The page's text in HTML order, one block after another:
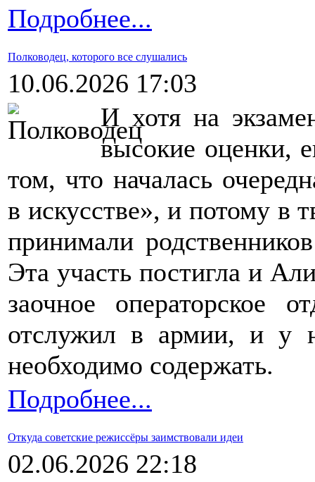
Подробнее...
Полководец, которого все слушались
10.06.2026 17:03
И хотя на
высокие оценки,
том, что началась
в искусстве», и потому в
принимали
Эта участь постигла и
заочное операторское
отслужил в армии, и у
необходимо содержать.
Подробнее...
Откуда советские режиссёры заимствовали идеи
02.06.2026 22:18